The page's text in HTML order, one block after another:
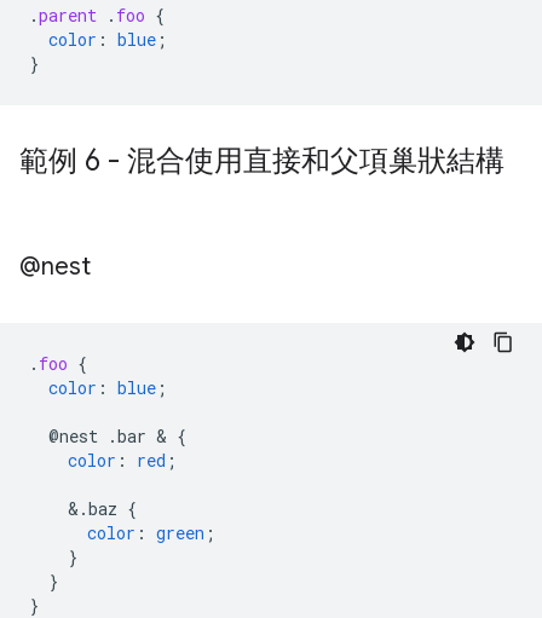
.parent . foo {
color : blue ;
}
範例 6 - 混合使用直接和父項巢狀結構
@nest
. foo {
color : blue ;
@nest .bar & {
color : red ;
& .baz {
color : green ;
}
}
}